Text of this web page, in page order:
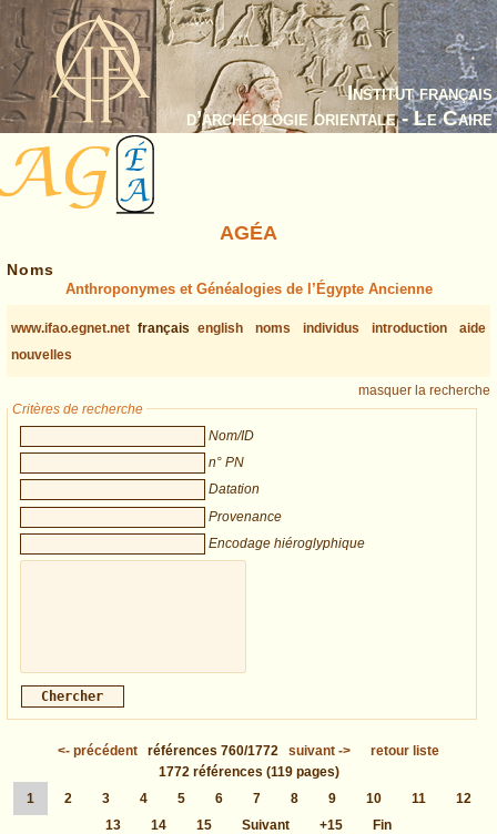
Institut français
d’archéologie orientale - Le Caire
AGÉA
Noms
Anthroponymes et Généalogies de l’Égypte Ancienne
www.ifao.egnet.net français english noms individus introduction
aide
nouvelles
masquer la recherche
Critères de recherche
Nom/ID
n° PN
Datation
Provenance
Encodage hiéroglyphique
<- précédent références 760/1772 suivant ->
retour liste
1772 références (119 pages)
1
2 3 4 5 6 7 8 9 10 11
12
13
14 15 Suivant +15 Fin